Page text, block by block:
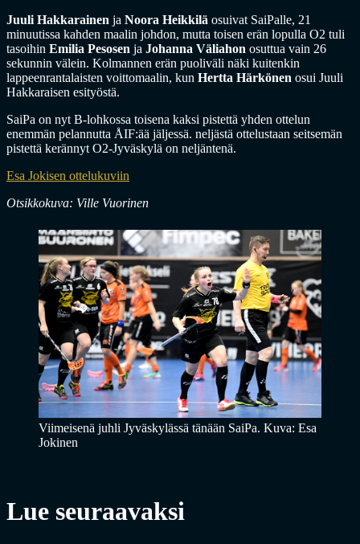
Juuli Hakkarainen ja Noora Heikkilä osuivat SaiPalle, 21
minuutissa kahden maalin johdon, mutta toisen erän lopulla O2 tuli
tasoihin Emilia Pesosen ja Johanna Väliahon osuttua vain 26
sekunnin välein. Kolmannen erän puoliväli näki kuitenkin
lappeenrantalaisten voittomaalin, kun Hertta Härkönen osui Juuli
Hakkaraisen esityöstä.
SaiPa on nyt B-lohkossa toisena kaksi pistettä yhden ottelun
enemmän pelannutta ÅIF:ää jäljessä. neljästä ottelustaan seitsemän
pistettä kerännyt O2-Jyväskylä on neljäntenä.
Esa Jokisen ottelukuviin
Otsikkokuva: Ville Vuorinen
Viimeisenä juhli Jyväskylässä tänään SaiPa. Kuva: Esa
Jokinen
Lue seuraavaksi